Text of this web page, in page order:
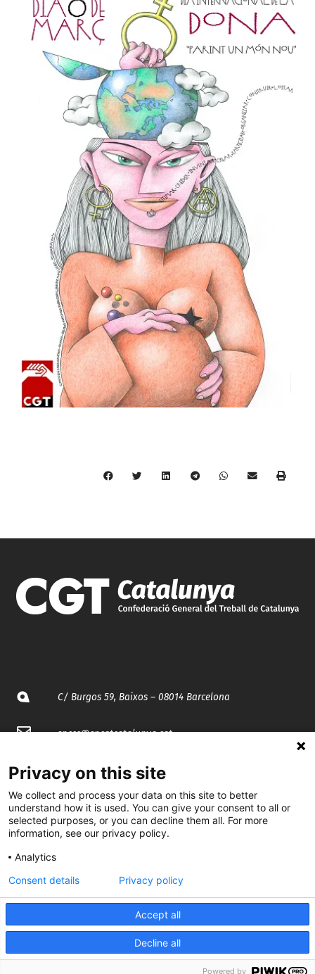
C/ Burgos 59, Baixos – 08014 Barcelona
spccc@spcgtcatalunya.cat
935 120 481
@CGTCatalunya
cgtcatalunya
CGTCatalunya
Desenvolupat per
Privacy on this site
We collect and process your data on this site to better
understand how it is used. You can give your consent to all or
selected purposes, or you can decline them all. For more
information, see our privacy policy.
Analytics
Accept all
Decline all
Consent details Privacy policy
Powered by